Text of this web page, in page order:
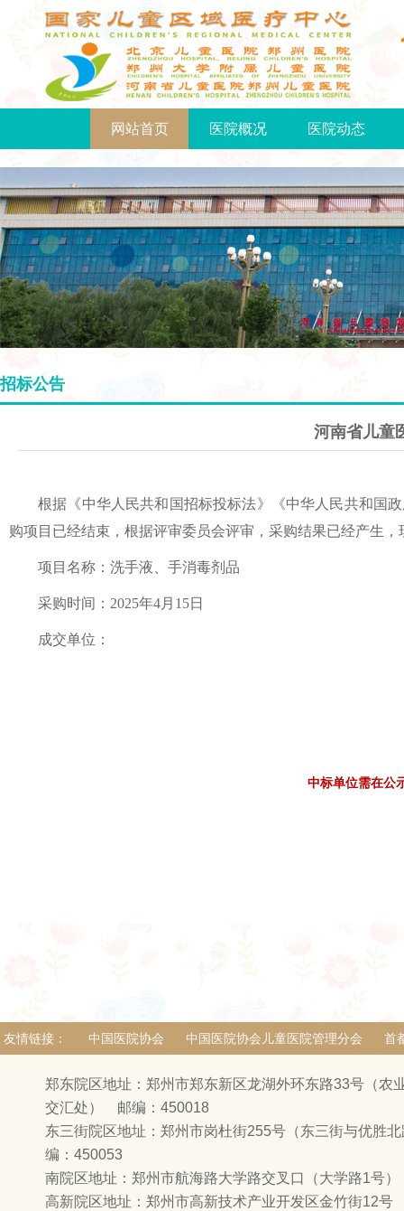
网站首页 医院概况 医院动态
招标公告
河南省儿童
根据《中华人民共和国招标投标法》《中华人民共和国
购项目已经结束，根据评审委员会评审，采购结果已经产生，
项目名称：洗手液、手消毒剂品
采购时间：2025年4月15日
成交单位：
中标单位需在公
友情链接： 中国医院协会 中国医院协会儿童医院管理分会 首
郑东院区地址：郑州市郑东新区龙湖外环东路33号（农
交汇处） 邮编：450018
东三街院区地址：郑州市岗杜街255号（东三街与优胜
编：450053
南院区地址：郑州市航海路大学路交叉口（大学路1号
高新院区地址：郑州市高新技术产业开发区金竹街12号